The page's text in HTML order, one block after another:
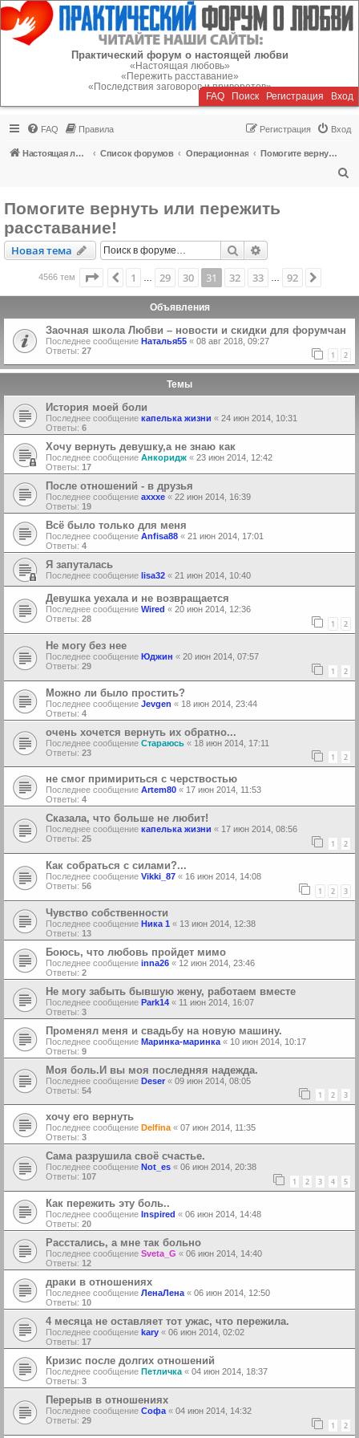
Регистрация
Практический форум о настоящей любви
«Настоящая любовь»
«Пережить расставание»
«Последствия заговоров и приворотов»
FAQ Поиск Регистрация Вход
FAQ Правила Вход
Регистрация
Настоящая любовь Список форумов Операционная
Помогите вернуть или пережить расставание!
Помогите вернуть или пережить
расставание!
Новая тема
Новаятема Поиск
4566 тем Страница 31из 92
Пред.
1 29 30 31 32 33 92
Объявления
Заочная школа Любви – новости и скидки для форумчан
Последнее сообщение Наталья55 « 08 авг 2018, 09:27
Ответы: 27 1 2
Темы
История моей боли
Последнее сообщение капелька жизни « 24 июн 2014, 10:31
Ответы: 6
Хочу вернуть девушку,а не знаю как
Последнее сообщение Анкоридж « 23 июн 2014, 12:42
Ответы: 17
После отношений - в друзья
Последнее сообщение axxxe « 22 июн 2014, 16:39
Ответы: 19
Всё было только для меня
Последнее сообщение Anfisa88 « 21 июн 2014, 17:01
Ответы: 4
Я запуталась
Последнее сообщение lisa32 « 21 июн 2014, 10:40
Девушка уехала и не возвращается
Последнее сообщение Wired « 20 июн 2014, 12:36
Ответы: 28 1 2
Не могу без нее
Последнее сообщение Юджин « 20 июн 2014, 07:57
Ответы: 29 1 2
Можно ли было простить?
Последнее сообщение Jevgen « 18 июн 2014, 23:44
Ответы: 4
очень хочется вернуть их обратно...
Последнее сообщение Стараюсь « 18 июн 2014, 17:11
Ответы: 23 1 2
не смог примириться с черствостью
Последнее сообщение Artem80 « 17 июн 2014, 11:53
Ответы: 4
Сказала, что больше не любит!
Последнее сообщение капелька жизни « 17 июн 2014, 08:56
Ответы: 25 1 2
Как собраться с силами?...
Последнее сообщение Vikki_87 « 16 июн 2014, 14:08
Ответы: 56 1 2 3
Чувство собственности
Последнее сообщение Ника 1 « 13 июн 2014, 12:38
Ответы: 13
Боюсь, что любовь пройдет мимо
Последнее сообщение inna26 « 12 июн 2014, 23:46
Ответы: 2
Не могу забыть бывшую жену, работаем вместе
Последнее сообщение Park14 « 11 июн 2014, 16:07
Ответы: 3
Променял меня и свадьбу на новую машину.
Последнее сообщение Маринка-маринка « 10 июн 2014, 10:17
Ответы: 9
Моя боль.И вы моя последняя надежда.
Последнее сообщение Deser « 09 июн 2014, 08:05
Ответы: 54 1 2 3
хочу его вернуть
Последнее сообщение Delfina « 07 июн 2014, 11:35
Ответы: 3
Сама разрушила своё счастье.
Последнее сообщение Not_es « 06 июн 2014, 20:38
Ответы: 107 1 2 3 4 5
Как пережить эту боль..
Последнее сообщение Inspired « 06 июн 2014, 14:48
Ответы: 20
Расстались, а мне так больно
Последнее сообщение Sveta_G « 06 июн 2014, 14:40
Ответы: 12
драки в отношениях
Последнее сообщение ЛенаЛена « 06 июн 2014, 12:50
Ответы: 10
4 месяца не оставляет тот ужас, что пережила.
Последнее сообщение kary « 06 июн 2014, 02:02
Ответы: 17
Кризис после долгих отношений
Последнее сообщение Петличка « 04 июн 2014, 18:37
Ответы: 3
Перерыв в отношениях
Последнее сообщение Софа « 04 июн 2014, 14:32
Ответы: 29 1 2